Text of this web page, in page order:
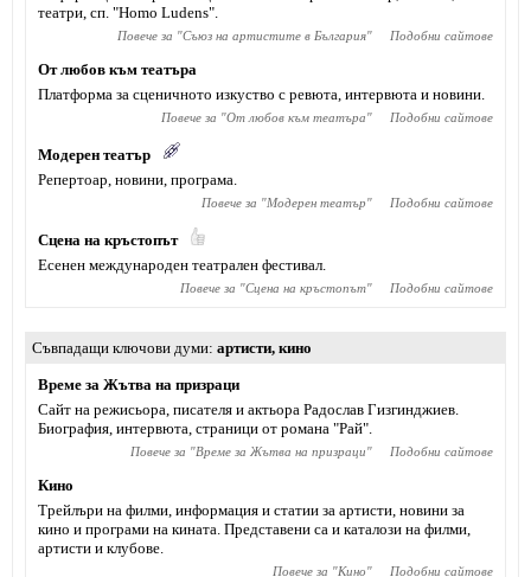
театри, сп. "Homo Ludens".
Повече за "Съюз на артистите в България" Подобни сайтове
От любов към театъра
Платформа за сценичното изкуство с ревюта, интервюта и новини.
Повече за "От любов към театъра" Подобни сайтове
Модерен театър
Репертоар, новини, програма.
Повече за "Модерен театър" Подобни сайтове
Сцена на кръстопът
Есенен международен театрален фестивал.
Повече за "Сцена на кръстопът" Подобни сайтове
Съвпадащи ключови думи артисти, кино
Време за Жътва на призраци
Сайт на режисьора, писателя и актьора Радослав Гизгинджиев‎.
Биография, интервюта, страници от романа "Рай".
Повече за "Време за Жътва на призраци" Подобни сайтове
Кино
Трейлъри на филми, информация и статии за артисти, новини за
кино и програми на кината. Представени са и каталози на филми,
артисти и клубове.
Повече за "Кино" Подобни сайтове